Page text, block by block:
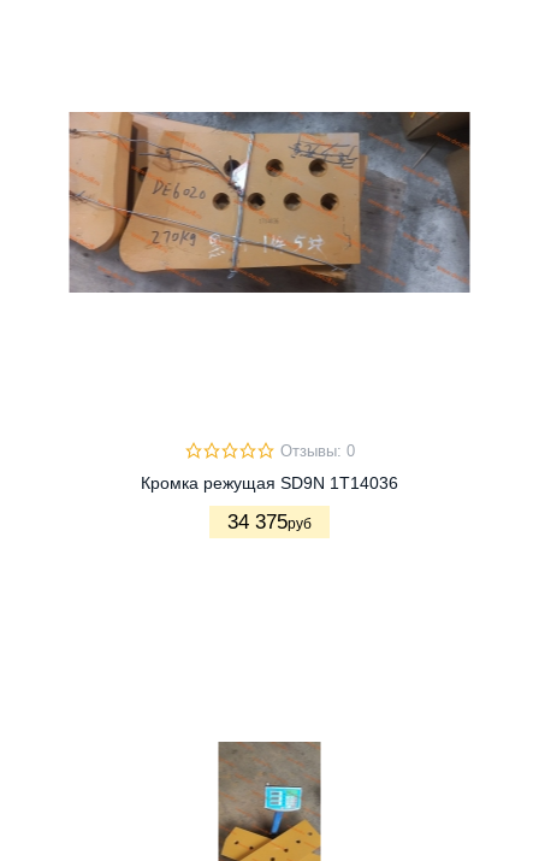
Отзывы: 0
Кромка режущая SD9N 1T14036
34 375руб